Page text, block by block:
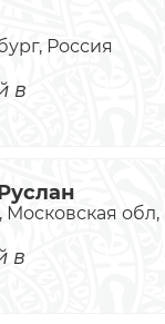
Россия
в
Московская обл,
в